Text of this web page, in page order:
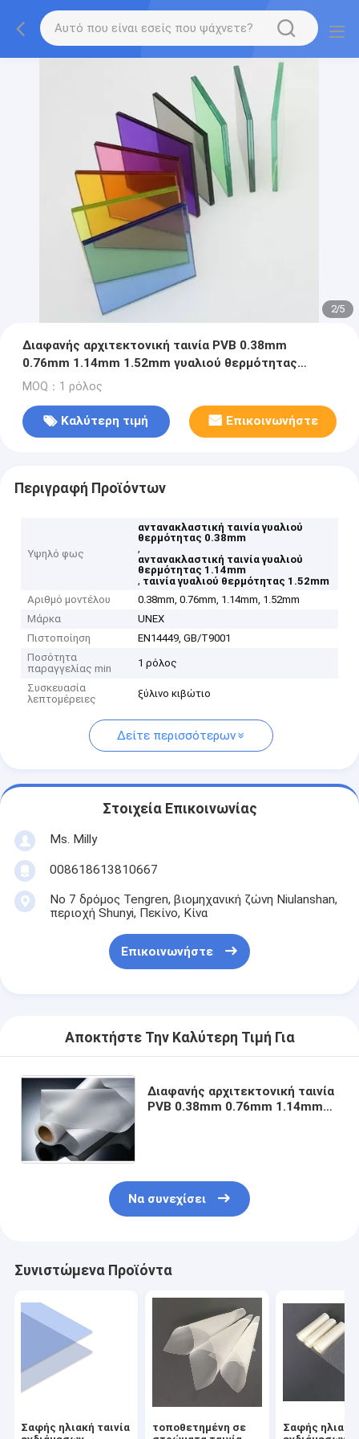
2/5
Διαφανής αρχιτεκτονική ταινία PVB 0.38mm
0.76mm 1.14mm 1.52mm γυαλιού θερμότητας
αντανακλαστική
MOQ：1 ρόλος
Καλύτερη τιμή Επικοινωνήστε
Περιγραφή Προϊόντων
Υψηλό φως
αντανακλαστική ταινία γυαλιού
θερμότητας 0.38mm
,
αντανακλαστική ταινία γυαλιού
θερμότητας 1.14mm
, ταινία γυαλιού θερμότητας 1.52mm
Αριθμό μοντέλου
0.38mm, 0.76mm, 1.14mm, 1.52mm
Μάρκα
UNEX
Πιστοποίηση
EN14449, GB/T9001
Ποσότητα
παραγγελίας min
1 ρόλος
Συσκευασία
λεπτομέρειες
ξύλινο κιβώτιο
Δείτε περισσότερων
Στοιχεία Επικοινωνίας
Ms. Milly
008618613810667
Νο 7 δρόμος Tengren, βιομηχανική ζώνη Niulanshan,
περιοχή Shunyi, Πεκίνο, Κίνα
Επικοινωνήστε
Αποκτήστε Την Καλύτερη Τιμή Για
Διαφανής αρχιτεκτονική ταινία
PVB 0.38mm 0.76mm 1.14mm
Να συνεχίσει
Συνιστώμενα Προϊόντα
Σαφής ηλιακή ταινία
τοποθετημένη σε
Σαφής ηλιακή